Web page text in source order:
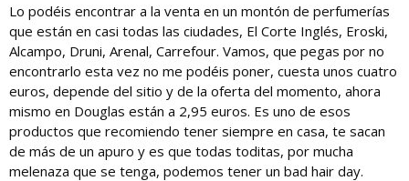
Lo podéis encontrar a la venta en un montón de perfumerías
que están en casi todas las ciudades, El Corte Inglés, Eroski,
Alcampo, Druni, Arenal, Carrefour. Vamos, que pegas por no
encontrarlo esta vez no me podéis poner, cuesta unos cuatro
euros, depende del sitio y de la oferta del momento, ahora
mismo en Douglas están a 2,95 euros. Es uno de esos
productos que recomiendo tener siempre en casa, te sacan
de más de un apuro y es que todas toditas, por mucha
melenaza que se tenga, podemos tener un bad hair day.